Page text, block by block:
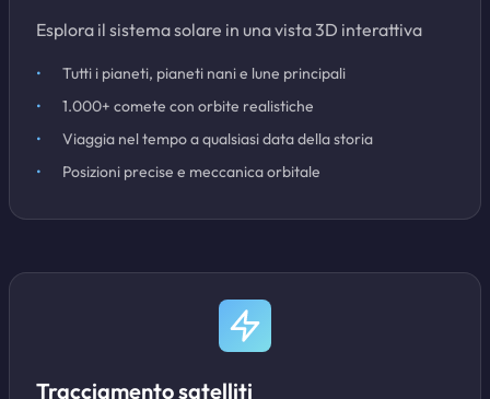
Esplora il sistema solare in una vista 3D interattiva
Tutti i pianeti, pianeti nani e lune principali
1.000+ comete con orbite realistiche
Viaggia nel tempo a qualsiasi data della storia
Posizioni precise e meccanica orbitale
Tracciamento satelliti